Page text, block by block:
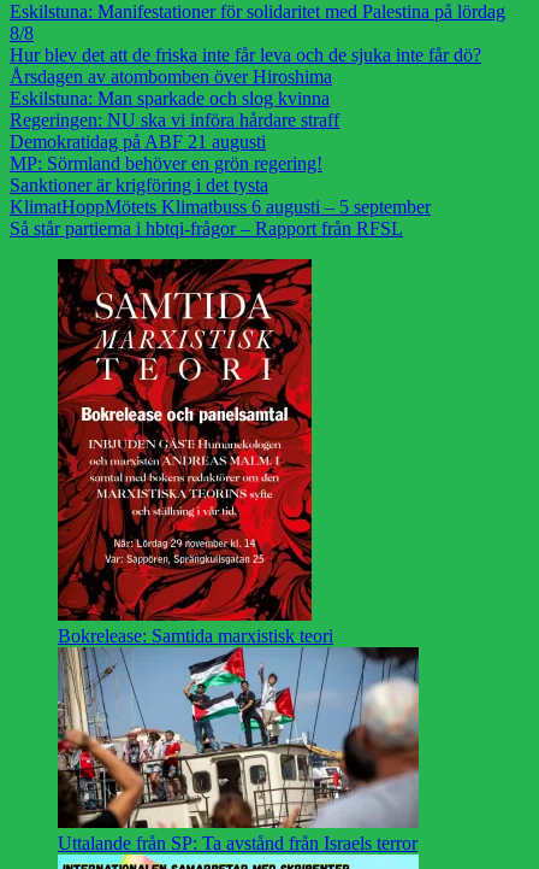
Eskilstuna: Manifestationer för solidaritet med Palestina på lördag
8/8
Hur blev det att de friska inte får leva och de sjuka inte får dö?
Årsdagen av atombomben över Hiroshima
Eskilstuna: Man sparkade och slog kvinna
Regeringen: NU ska vi införa hårdare straff
Demokratidag på ABF 21 augusti
MP: Sörmland behöver en grön regering!
Sanktioner är krigföring i det tysta
KlimatHoppMötets Klimatbuss 6 augusti – 5 september
Så står partierna i hbtqi-frågor – Rapport från RFSL
Bokrelease: Samtida marxistisk teori
Uttalande från SP: Ta avstånd från Israels terror